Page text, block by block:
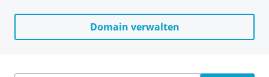
Domain verwalten